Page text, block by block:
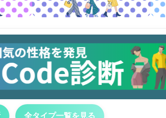
全タイプ一覧を見る